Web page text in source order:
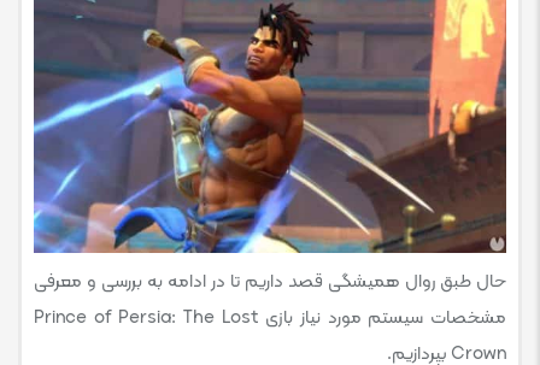
حال طبق روال همیشگی قصد داریم تا در ادامه به بررسی و معرفی
مشخصات سیستم مورد نیاز بازی Prince of Persia: The Lost
Crown بپردازیم.